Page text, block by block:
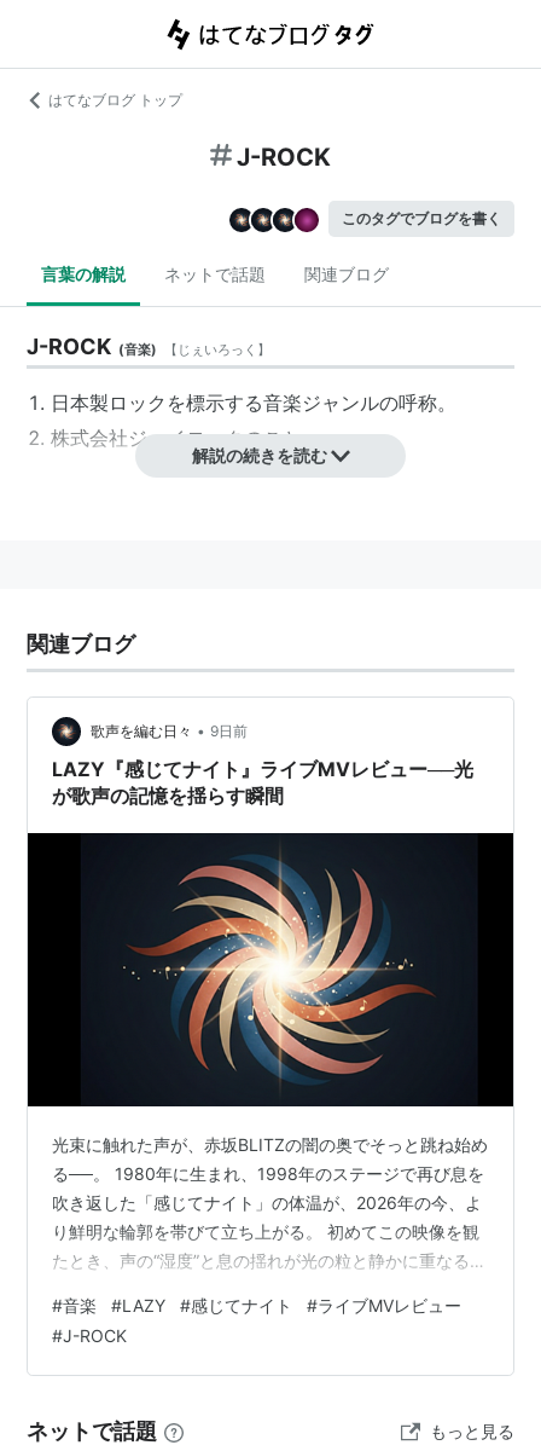
はてなブログ トップ
J-ROCK
このタグでブログを書く
言葉の解説 ネットで話題 関連ブログ
J-ROCK (音楽) 【 じぇいろっく 】
日本製ロックを標示する音楽ジャンルの呼称。
株式会社ジェイロックのこと。
解説の続きを読む
関連ブログ
歌声を編む日々 • 9日前
LAZY『感じてナイト』ライブMVレビュー──光
が歌声の記憶を揺らす瞬間
光束に触れた声が、赤坂BLITZの闇の奥でそっと跳ね始め
る──。 1980年に生まれ、1998年のステージで再び息を
吹き返した「感じてナイト」の体温が、2026年の今、よ
り鮮明な輪郭を帯びて立ち上がる。 初めてこの映像を観
たとき、声の“湿度”と息の揺れが光の粒と静かに重なる瞬
こでは、声の熱と映像の呼吸を軸に、その静かな核心へ
近づいていく。 ※動画は「LAZY - 感じてナイト - Live at
Happy Time Tour '98〜黒頭巾のなすがまま〜 (赤坂
と立ち上がる 赤…
#音楽 #LAZY #感じてナイト #ライブMVレビュー
#J-ROCK
ネットで話題 もっと見る